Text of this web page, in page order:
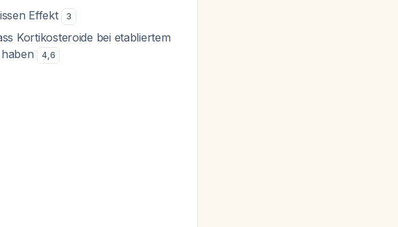
Effekt 3
Kortikosteroide bei etabliertem
haben 4,6